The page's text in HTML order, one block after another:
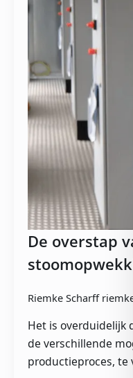
De overstap
Riemke Scharff
Het is overduidelijk
de verschillende
productieproces,